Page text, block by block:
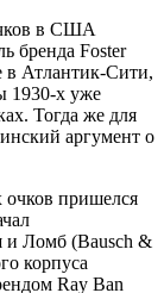
в США
бренда Foster
в Атлантик-Сити,
1930-х уже
Тогда же для
аргумент о
пришелся
и Ломб (Bausch &
корпуса
Ray Ban